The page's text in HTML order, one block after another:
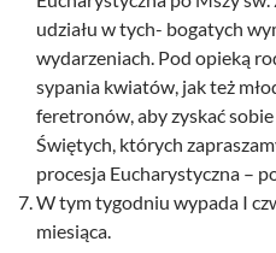
udziału w tych- bogatych
wydarzeniach. Pod opieką
sypania kwiatów, jak też
feretronów, aby zyskać
Świętych, których
procesja Eucharystyczna –
W tym tygodniu wypada I
miesiąca.